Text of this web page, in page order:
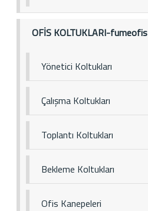
OFİS KOLTUKLARI-fumeofis
Yönetici Koltukları
Çalışma Koltukları
Toplantı Koltukları
Bekleme Koltukları
Ofis Kanepeleri